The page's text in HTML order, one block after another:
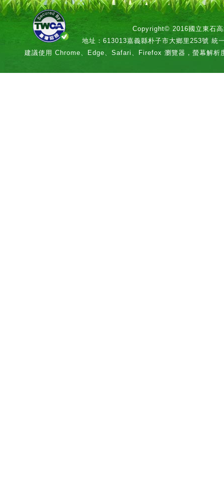
Copyright© 2016國立東石高
地址：613013嘉義縣朴子市大鄉里253號 統
建議使用 Chrome、Edge、Safari、Firefox 瀏覽器，螢幕解